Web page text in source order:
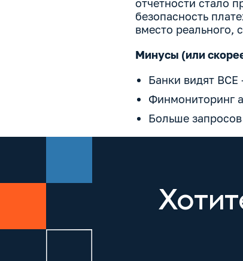
отчетности стало
безопасность
вместо реального,
Минусы (или
Банки видят
Финмониторинг
Больше